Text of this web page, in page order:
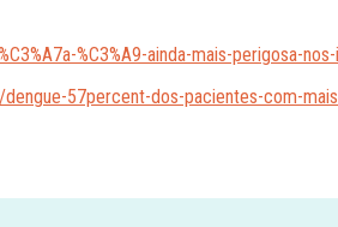
%C3%A9-ainda-mais-perigosa-
57percent-dos-pacientes-com-